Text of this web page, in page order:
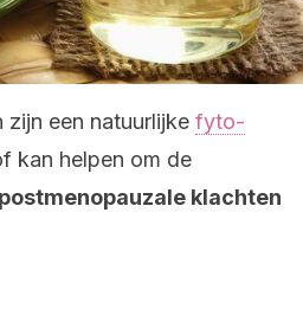
zijn een natuurlijke fyto-
kan helpen om de
klachten